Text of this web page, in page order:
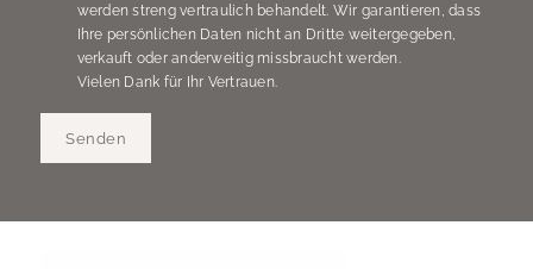
werden streng vertraulich behandelt. Wir garantieren, dass
Ihre persönlichen Daten nicht an Dritte weitergegeben,
verkauft oder anderweitig missbraucht werden.
Vielen Dank für Ihr Vertrauen.
Senden